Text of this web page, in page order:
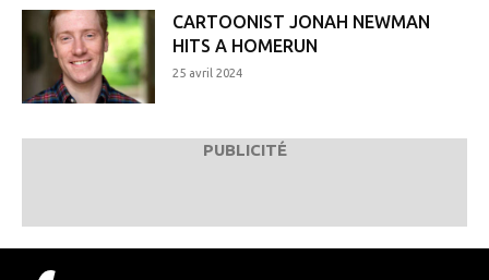
CARTOONIST JONAH NEWMAN
HITS A HOMERUN
25 avril 2024
PUBLICITÉ